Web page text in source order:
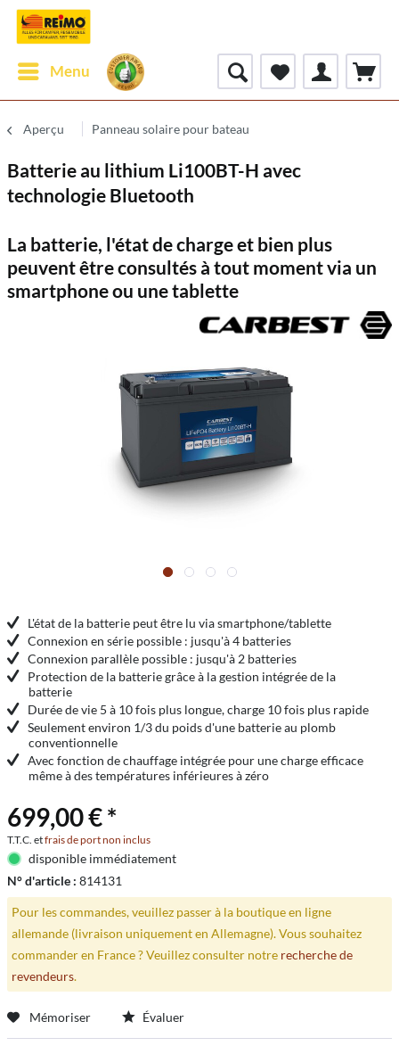
Menu
Aperçu Panneau solaire pour bateau
Batterie au lithium Li100BT-H avec
technologie Bluetooth
La batterie, l'état de charge et bien plus
peuvent être consultés à tout moment via un
smartphone ou une tablette
L'état de la batterie peut être lu via smartphone/tablette
Connexion en série possible : jusqu'à 4 batteries
Connexion parallèle possible : jusqu'à 2 batteries
Protection de la batterie grâce à la gestion intégrée de la
batterie
Durée de vie 5 à 10 fois plus longue, charge 10 fois plus rapide
Seulement environ 1/3 du poids d'une batterie au plomb
conventionnelle
Avec fonction de chauffage intégrée pour une charge efficace
même à des températures inférieures à zéro
699,00 € *
T.T.C. etfrais de port non inclus
disponible immédiatement
N° d'article : 814131
Pour les commandes, veuillez passer à la boutique en ligne
allemande (livraison uniquement en Allemagne). Vous souhaitez
commander en France ? Veuillez consulter notre recherche de
revendeurs.
Mémoriser Évaluer